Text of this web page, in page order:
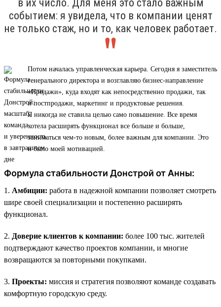
в их число. Для меня это стало важным
событием: я увидела, что в компании ценят
не только стаж, но и то, как человек работает.
Потом началась управленческая карьера. Сегодня я заместитель
генерального директора и возглавляю бизнес-направление
«Продажи», куда входят как непосредственно продажи, так
и постпродажи, маркетинг и продуктовые решения.
Я никогда не ставила целью само повышение. Все время
хотела расширять функционал все больше и больше,
заниматься чем-то новым, более важным для компании. Это
и было моей мотивацией.
Формула стабильности Донстрой от Анны:
1. Амбиции: работа в надежной компании позволяет смотреть
шире своей специализации и постепенно расширять
функционал.
2. Доверие клиентов к компании: более 100 тыс. жителей
подтверждают качество проектов компании, и многие
возвращаются за повторными покупками.
3. Проекты: миссия и стратегия позволяют команде создавать
комфортную городскую среду.